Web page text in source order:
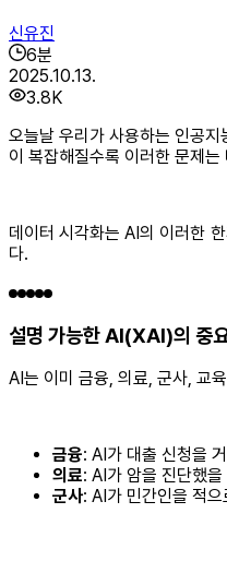
신유진
6분
2025.10.13.
3.8K
오늘날 우리가 사용하는 인공
이 복잡해질수록 이러한 문제
데이터 시각화는 AI의 이러한
다.
설명 가능한 AI(XAI)의 중
AI는 이미 금융, 의료, 군사, 교
금융: AI가 대출 신청을
의료: AI가 암을 진단했
군사: AI가 민간인을 적